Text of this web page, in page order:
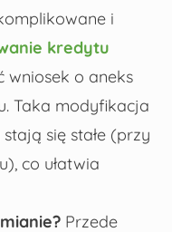
i
kredytu
wniosek o aneks
Taka modyfikacja
się stałe (przy
co ułatwia
Przede